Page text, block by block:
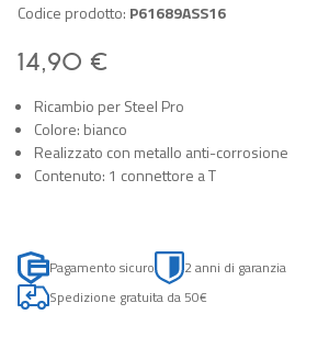
Codice prodotto: P61689ASS16
14,90 €
Ricambio per Steel Pro
Colore: bianco
Realizzato con metallo anti-corrosione
Contenuto: 1 connettore a T
Pagamento sicuro
2 anni di garanzia
Spedizione gratuita da 50€